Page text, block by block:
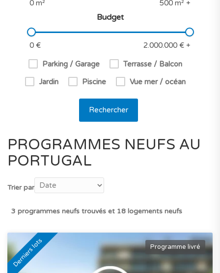
Budget
Parking / Garage
Terrasse / Balcon
Jardin
Piscine Vue mer / océan
Rechercher
PROGRAMMES NEUFS AU
PORTUGAL
Trier par
3 programmes neufs trouvés et 18 logements neufs
Derniers lots Programme livré